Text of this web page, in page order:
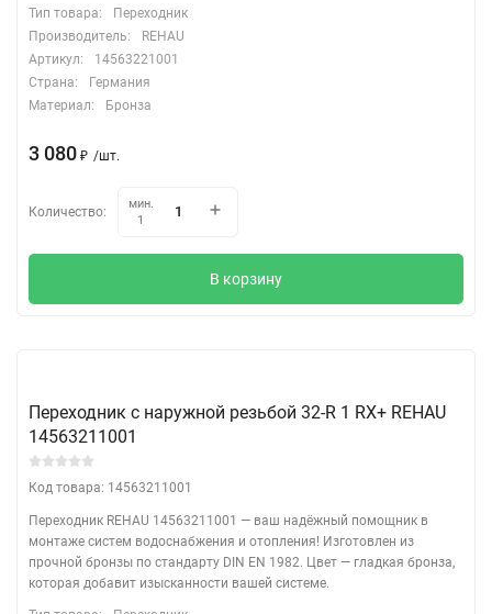
Тип товара:
Переходник
Производитель:
REHAU
Артикул:
14563221001
Страна:
Германия
Материал:
Бронза
3 080 ₽ /шт.
Количество:
мин.
1
В корзину
Переходник с наружной резьбой 32-R 1 RX+ REHAU
14563211001
Код товара: 14563211001
Переходник REHAU 14563211001 — ваш надёжный помощник в
монтаже систем водоснабжения и отопления! Изготовлен из
прочной бронзы по стандарту DIN EN 1982. Цвет — гладкая бронза,
которая добавит изысканности вашей системе.